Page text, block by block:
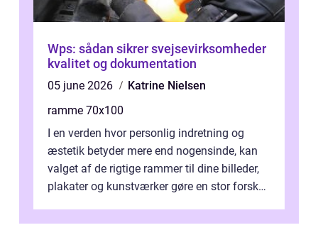
Wps: sådan sikrer svejsevirksomheder
kvalitet og dokumentation
05 june 2026
Katrine Nielsen
ramme 70x100
I en verden hvor personlig indretning og
æstetik betyder mere end nogensinde, kan
valget af de rigtige rammer til dine billeder,
plakater og kunstværker gøre en stor forskel.